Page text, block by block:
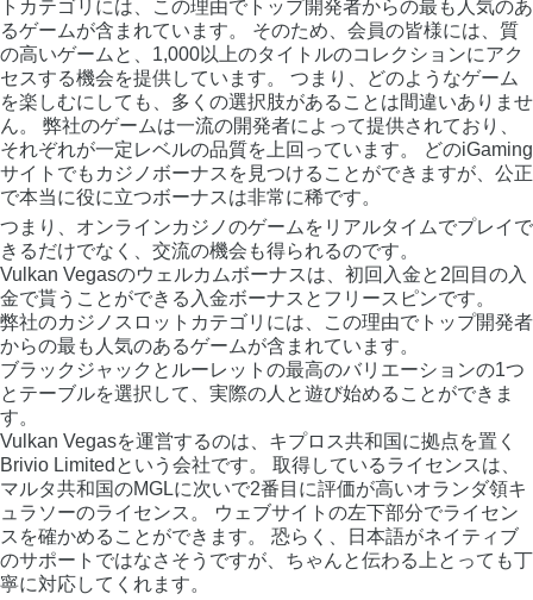
トカテゴリには、この理由でトップ開発者からの最も人気のあ
るゲームが含まれています。 そのため、会員の皆様には、質
の高いゲームと、1,000以上のタイトルのコレクションにアク
セスする機会を提供しています。 つまり、どのようなゲーム
を楽しむにしても、多くの選択肢があることは間違いありませ
ん。 弊社のゲームは一流の開発者によって提供されており、
それぞれが一定レベルの品質を上回っています。 どのiGaming
サイトでもカジノボーナスを見つけることができますが、公正
で本当に役に立つボーナスは非常に稀です。
つまり、オンラインカジノのゲームをリアルタイムでプレイで
きるだけでなく、交流の機会も得られるのです。
Vulkan Vegasのウェルカムボーナスは、初回入金と2回目の入
金で貰うことができる入金ボーナスとフリースピンです。
弊社のカジノスロットカテゴリには、この理由でトップ開発者
からの最も人気のあるゲームが含まれています。
ブラックジャックとルーレットの最高のバリエーションの1つ
とテーブルを選択して、実際の人と遊び始めることができま
す。
Vulkan Vegasを運営するのは、キプロス共和国に拠点を置く
Brivio Limitedという会社です。 取得しているライセンスは、
マルタ共和国のMGLに次いで2番目に評価が高いオランダ領キ
ュラソーのライセンス。 ウェブサイトの左下部分でライセン
スを確かめることができます。 恐らく、日本語がネイティブ
のサポートではなさそうですが、ちゃんと伝わる上とっても丁
寧に対応してくれます。